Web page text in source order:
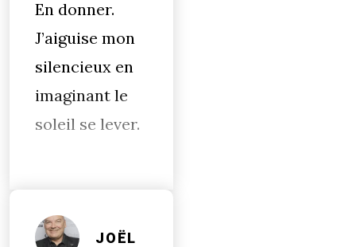
En donner.
J’aiguise mon
silencieux en
imaginant le
soleil se lever.
JOËL